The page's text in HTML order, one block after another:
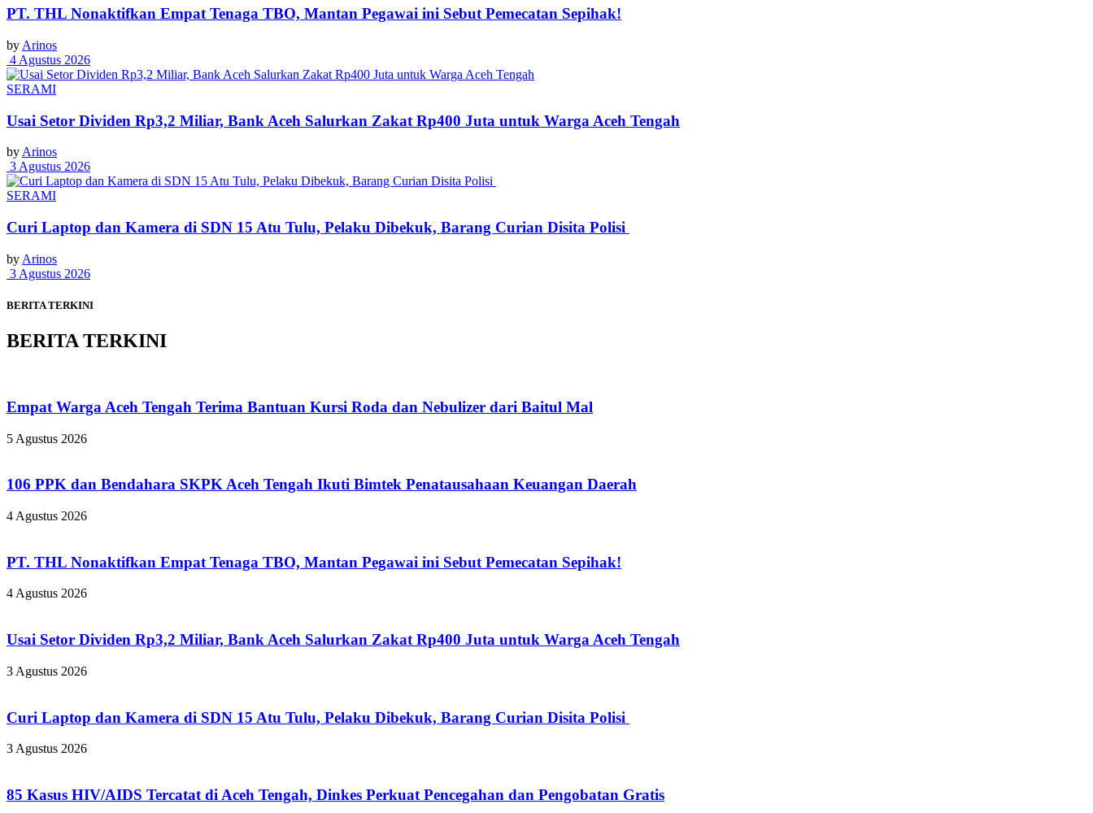
PT. THL Nonaktifkan Empat Tenaga TBO, Mantan Pegawai ini Sebut Pemecatan Sepihak!
by Arinos
4 Agustus 2026
SERAMI
Usai Setor Dividen Rp3,2 Miliar, Bank Aceh Salurkan Zakat Rp400 Juta untuk Warga Aceh Tengah
byArinos
3 Agustus 2026
SERAMI
Curi Laptop dan Kamera di SDN 15 Atu Tulu, Pelaku Dibekuk, Barang Curian Disita Polisi
by Arinos
3 Agustus 2026
BERITA TERKINI
BERITA TERKINI
Empat Warga Aceh Tengah Terima Bantuan Kursi Roda dan Nebulizer dari Baitul Mal
5 Agustus 2026
106 PPK dan Bendahara SKPK Aceh Tengah Ikuti Bimtek Penatausahaan Keuangan Daerah
4 Agustus 2026
PT. THL Nonaktifkan Empat Tenaga TBO, Mantan Pegawai ini Sebut Pemecatan Sepihak!
4 Agustus 2026
Usai Setor Dividen Rp3,2 Miliar, Bank Aceh Salurkan Zakat Rp400 Juta untuk Warga Aceh Tengah
3 Agustus 2026
Curi Laptop dan Kamera di SDN 15 Atu Tulu, Pelaku Dibekuk, Barang Curian Disita Polisi
3 Agustus 2026
85 Kasus HIV/AIDS Tercatat di Aceh Tengah, Dinkes Perkuat Pencegahan dan Pengobatan Gratis